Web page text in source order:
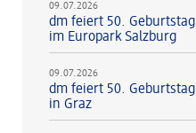
09.07.2026
dm feiert 50.
im Europark Salzburg
09.07.2026
dm feiert 50.
in Graz